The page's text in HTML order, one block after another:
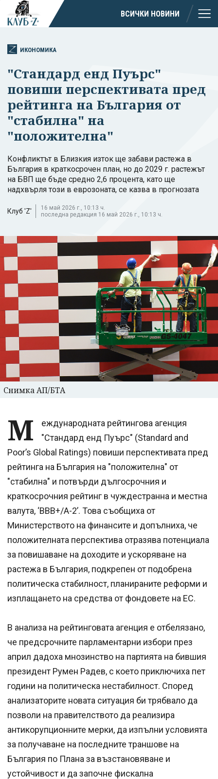
ВСИЧКИ НОВИНИ
ИКОНОМИКА
"Стандард енд Пуърс"
повиши перспективата пред
рейтинга на България от
"стабилна" на
"положителна"
Конфликтът в Близкия изток ще забави растежа в
България в краткосрочен план, но до 2029 г. растежът
на БВП ще бъде средно 2,6 процента, като ще
надхвърля този в еврозоната, се казва в прогнозата
Клуб 'Z'
16 май 2026 г., 10:13 ч.
последна редакция 16 май 2026 г., 10:13 ч.
Снимка АП/БТА
М
еждународната рейтингова агенция
"Стандард енд Пуърс" (Standard and
Poor’s Global Ratings) повиши перспективата пред
рейтинга на България на "положителна" от
"стабилна" и потвърди дългосрочния и
краткосрочния рейтинг в чуждестранна и местна
валута, ‘BBB+/A-2’. Това съобщиха от
Министерството на финансите и допълниха, че
положителната перспектива отразява потенциала
за повишаване на доходите и ускоряване на
растежа в България, подкрепен от подобрена
политическа стабилност, планираните реформи и
изплащането на средства от фондовете на ЕС.
В анализа на рейтинговата агенция е отбелязано,
че предсрочните парламентарни избори през
април дадоха мнозинство на партията на бившия
президент Румен Радев, с което приключиха пет
години на политическа нестабилност. Според
анализаторите новата ситуация би трябвало да
позволи на правителството да реализира
антикорупционните мерки, да изпълни условията
за получаване на последните траншове на
България по Плана за възстановяване и
устойчивост и да започне фискална